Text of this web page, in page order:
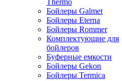
Thermo
Бойлеры Galmet
Бойлеры Eterna
Бойлеры Rommer
Комплектующие для
бойлеров
Буферные емкости
Бойлеры Gekon
Бойлеры Termica